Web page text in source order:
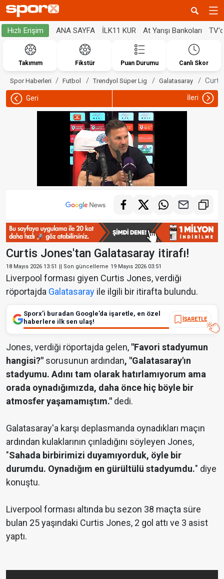
Hızlı Erişim ANA SAYFA İLK11 KUR At Yarışı Bankoları
Takımım Fikstür Puan Durumu Canlı Skor
Spor Haberleri Futbol Trendyol Süper Lig Galatasaray
Geri İleri
Curtis Jones'tan Galatasaray itirafı!
18 Mayıs 2026 13:51 || Son güncelleme 19 Mayıs 2026 03:51
Liverpool forması giyen Curtis Jones, verdiği
röportajda Galatasaray ile ilgili bir itirafta bulundu.
Sporx’i buradan Google’da işaretle, en özel
haberlere ilk sen ulaş!
İŞARETLE
Jones, verdiği röportajda gelen, "Favori stadyumun
hangisi?" sorusunun ardından, "Galatasaray'ın
stadyumu. Adını tam olarak hatırlamıyorum ama
orada oynadığımızda, daha önce hiç böyle bir
atmosfer yaşamamıştım." dedi.
Galatasaray'a karşı deplasmanda oynadıkları maçın
ardından kulaklarının çınladığını söyleyen Jones,
"Sahada birbirimizi duyamıyorduk, öyle bir
durumdu. Oynadığım en gürültülü stadyumdu." diye
konuştu.
Liverpool forması altında bu sezon 38 maçta süre
bulan 25 yaşındaki Curtis Jones, 2 gol attı ve 3 asist
yaptı.